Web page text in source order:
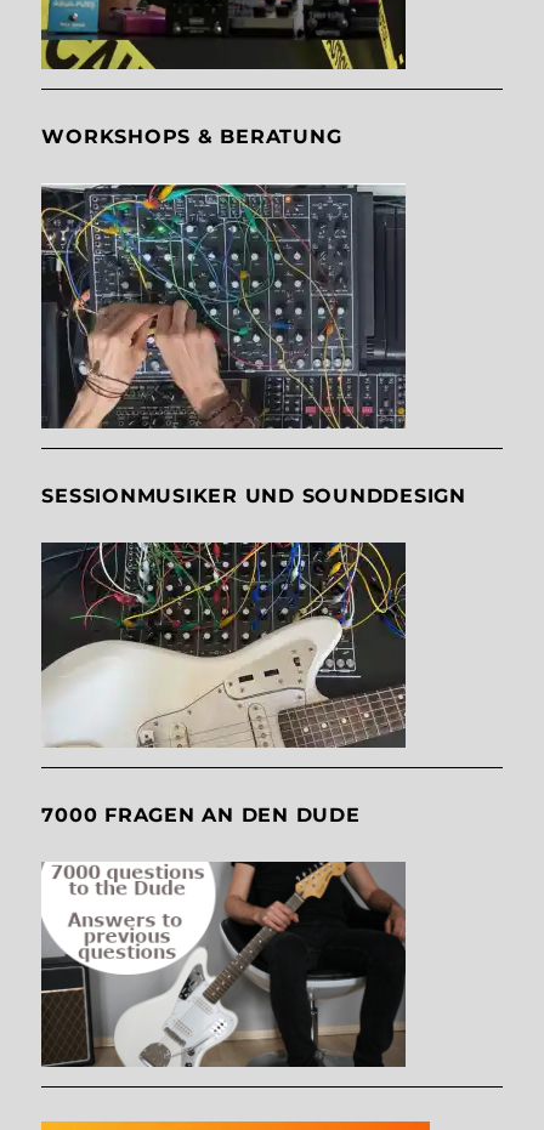
WORKSHOPS & BERATUNG
SESSIONMUSIKER UND SOUNDDESIGN
7000 FRAGEN AN DEN DUDE